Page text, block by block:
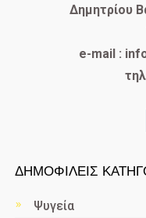
Δημητρίου
e-mail :
ΔΗΜΟΦΙΛΕΙΣ
Ψυγεία